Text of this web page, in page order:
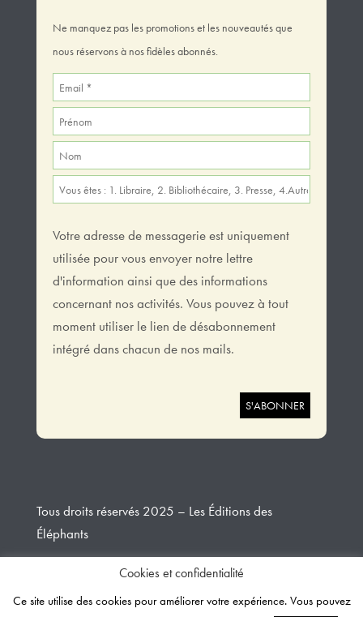
Ne manquez pas les promotions et les nouveautés que
nous réservons à nos fidèles abonnés.
Votre adresse de messagerie est uniquement
utilisée pour vous envoyer notre lettre
d'information ainsi que des informations
concernant nos activités. Vous pouvez à tout
moment utiliser le lien de désabonnement
intégré dans chacun de nos mails.
Tous droits réservés 2025 – Les Éditions des
Éléphants
Design et développementCreative Slashers
Cookies et confidentialité
Ce site utilise des cookies pour améliorer votre expérience. Vous pouvez